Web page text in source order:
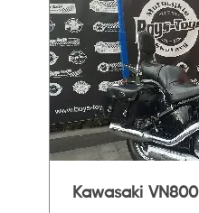
Kawasaki VN800